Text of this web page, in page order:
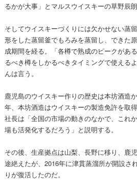
るかが大事」とマルスウイスキーの草野辰朗
そしてウイスキーづくりには欠かせない蒸
形をした蒸留釜でもろみを蒸留し、できた
成期間を経る。「各樽で熟成のピークがあ
るべき樽をしかるべきタイミングで使える
んは言う。
鹿児島のウイスキー作りの歴史は本坊酒造
年、本坊酒造はウイスキーの製造免許を取
社長は「全国の市場の動きのなかで、これ
場も活発化するだろう」と説明する。
その後、生産拠点は山梨、長野に移り、鹿
途絶えたが、2016年に津貫蒸溜所が開設さ
りが復活したのだ。